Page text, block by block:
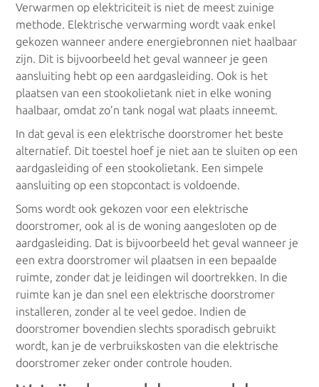
Warmtepompboilers
Zonneboilers
Zonneboilers
Verwarmen op elektriciteit is niet de meest zuinige
methode. Elektrische verwarming wordt vaak enkel
gekozen wanneer andere energiebronnen niet haalbaar
zijn. Dit is bijvoorbeeld het geval wanneer je geen
aansluiting hebt op een aardgasleiding. Ook is het
plaatsen van een stookolietank niet in elke woning
haalbaar, omdat zo’n tank nogal wat plaats inneemt.
In dat geval is een elektrische doorstromer het beste
alternatief. Dit toestel hoef je niet aan te sluiten op een
aardgasleiding of een stookolietank. Een simpele
aansluiting op een stopcontact is voldoende.
Soms wordt ook gekozen voor een elektrische
doorstromer, ook al is de woning aangesloten op de
aardgasleiding. Dat is bijvoorbeeld het geval wanneer je
een extra doorstromer wil plaatsen in een bepaalde
ruimte, zonder dat je leidingen wil doortrekken. In die
ruimte kan je dan snel een elektrische doorstromer
installeren, zonder al te veel gedoe. Indien de
doorstromer bovendien slechts sporadisch gebruikt
wordt, kan je de verbruikskosten van die elektrische
doorstromer zeker onder controle houden.